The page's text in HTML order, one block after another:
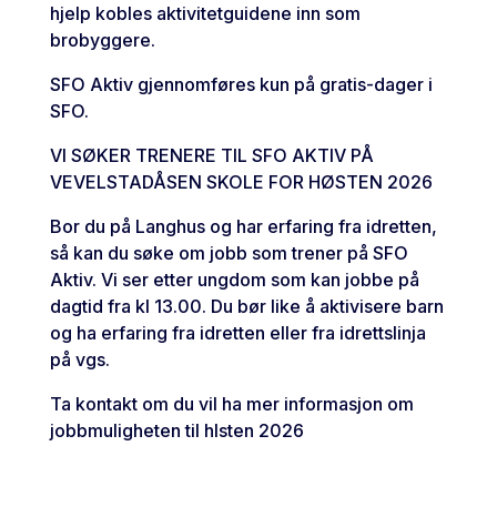
hjelp kobles aktivitetguidene inn som
brobyggere.
SFO Aktiv gjennomføres kun på gratis-dager i
SFO.
VI SØKER TRENERE TIL SFO AKTIV PÅ
VEVELSTADÅSEN SKOLE FOR HØSTEN 2026
Bor du på Langhus og har erfaring fra idretten,
så kan du søke om jobb som trener på SFO
Aktiv. Vi ser etter ungdom som kan jobbe på
dagtid fra kl 13.00. Du bør like å aktivisere barn
og ha erfaring fra idretten eller fra idrettslinja
på vgs.
Ta kontakt om du vil ha mer informasjon om
jobbmuligheten til hlsten 2026